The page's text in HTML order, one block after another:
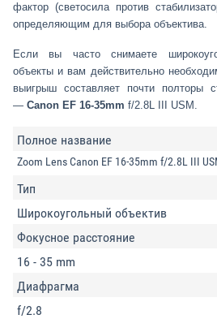
фактор (светосила против
определяющим для выбора объектива.
Если вы часто снимаете
объекты и вам действительно
выигрыш составляет почти полторы
— Canon EF 16-35mm f/2.8L III USM.
Полное название
Zoom Lens Canon EF 16-35mm f/2.8L III
Тип
Широкоугольный объектив
Фокусное расстояние
16 - 35 mm
Диафрагма
f/2.8